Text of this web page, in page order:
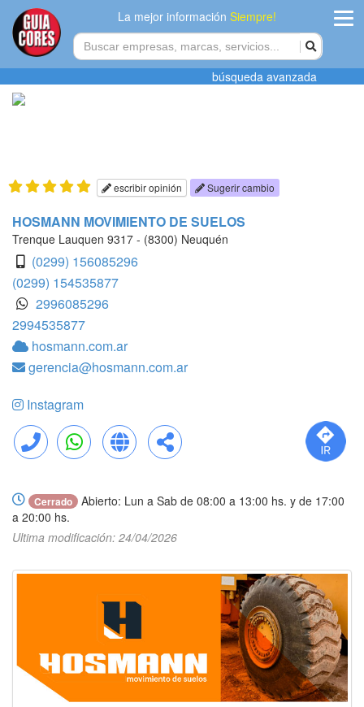
La mejor informaciónSiempre!
Agregar
búsqueda avanzada
escribir opinión Sugerir cambio
HOSMANN MOVIMIENTO DE SUELOS
Trenque Lauquen 9317 - (8300) Neuquén
(0299) 156085296
(0299) 154535877
2996085296
2994535877
hosmann.com.ar
gerencia@hosmann.com.ar
Instagram
Llamar WhatsApp Web Compartir
Cerrado
Abierto: Lun a Sab de 08:00 a 13:00 hs. y de 17:00
a 20:00 hs.
Ultima modificación: 24/04/2026